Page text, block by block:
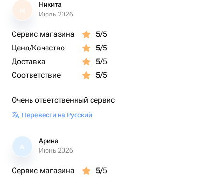
Н
Никита
Июль 2026
Сервис магазина 5/5
Цена/Качество
5/5
Доставка
5/5
Соответствие
5/5
Очень ответственный сервис
Перевести на Русский
А
Арина
Июнь 2026
Сервис магазина 5/5